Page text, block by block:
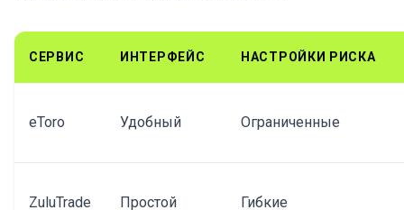
СЕРВИС ИНТЕРФЕЙС НАСТРОЙКИ РИСКА
eToro Удобный Ограниченные
ZuluTrade Простой Гибкие